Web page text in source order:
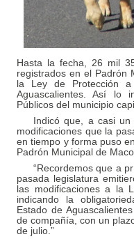
Hasta la fecha, 26 mil
registrados en el Padrón
la Ley de Protección
Aguascalientes. Así lo
Públicos del municipio
Indicó que, a casi
modificaciones que la
en tiempo y forma puso
Padrón Municipal de
“Recordemos que a
pasada legislatura
las modificaciones a la
indicando la
Estado de
de compañía, con un
de julio.”